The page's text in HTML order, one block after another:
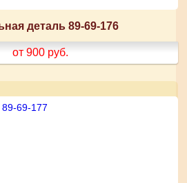
деталь 89-69-176
от 900 руб.